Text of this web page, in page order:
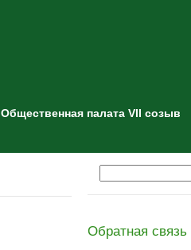
Общественная палата VII созыв
Обратная связь